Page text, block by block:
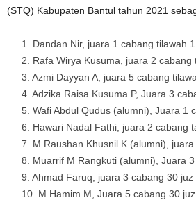
(STQ) Kabupaten Bantul tahun 2021
Dandan Nir, juara 1 cabang tilawah
Rafa Wirya Kusuma, juara 2 cabang
3. Azmi Dayyan A, juara 5 cabang
4. Adzika Raisa Kusuma P, Juara 3
5. Wafi Abdul Qudus (alumni), Juara 1
6. Hawari Nadal Fathi, juara 2 cabang
7. M Raushan Khusnil K (alumni),
8. Muarrif M Rangkuti (alumni), Juara
9. Ahmad Faruq, juara 3 cabang 30 juz
10. M Hamim M, Juara 5 cabang 30 juz